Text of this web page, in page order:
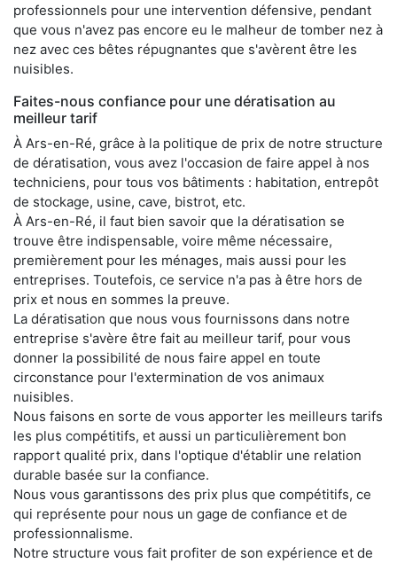
professionnels pour une intervention défensive, pendant
que vous n'avez pas encore eu le malheur de tomber nez à
nez avec ces bêtes répugnantes que s'avèrent être les
nuisibles.
Faites-nous confiance pour une dératisation au
meilleur tarif
À Ars-en-Ré, grâce à la politique de prix de notre structure
de dératisation, vous avez l'occasion de faire appel à nos
techniciens, pour tous vos bâtiments : habitation, entrepôt
de stockage, usine, cave, bistrot, etc.
À Ars-en-Ré, il faut bien savoir que la dératisation se
trouve être indispensable, voire même nécessaire,
premièrement pour les ménages, mais aussi pour les
entreprises. Toutefois, ce service n'a pas à être hors de
prix et nous en sommes la preuve.
La dératisation que nous vous fournissons dans notre
entreprise s'avère être fait au meilleur tarif, pour vous
donner la possibilité de nous faire appel en toute
circonstance pour l'extermination de vos animaux
nuisibles.
Nous faisons en sorte de vous apporter les meilleurs tarifs
les plus compétitifs, et aussi un particulièrement bon
rapport qualité prix, dans l'optique d'établir une relation
durable basée sur la confiance.
Nous vous garantissons des prix plus que compétitifs, ce
qui représente pour nous un gage de confiance et de
professionnalisme.
Notre structure vous fait profiter de son expérience et de